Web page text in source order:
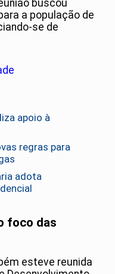
buscou
a população de
se de
apoio à
regras para
adota
foco das
esteve reunida